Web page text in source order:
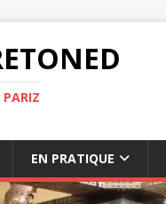
EN PRATIQUE